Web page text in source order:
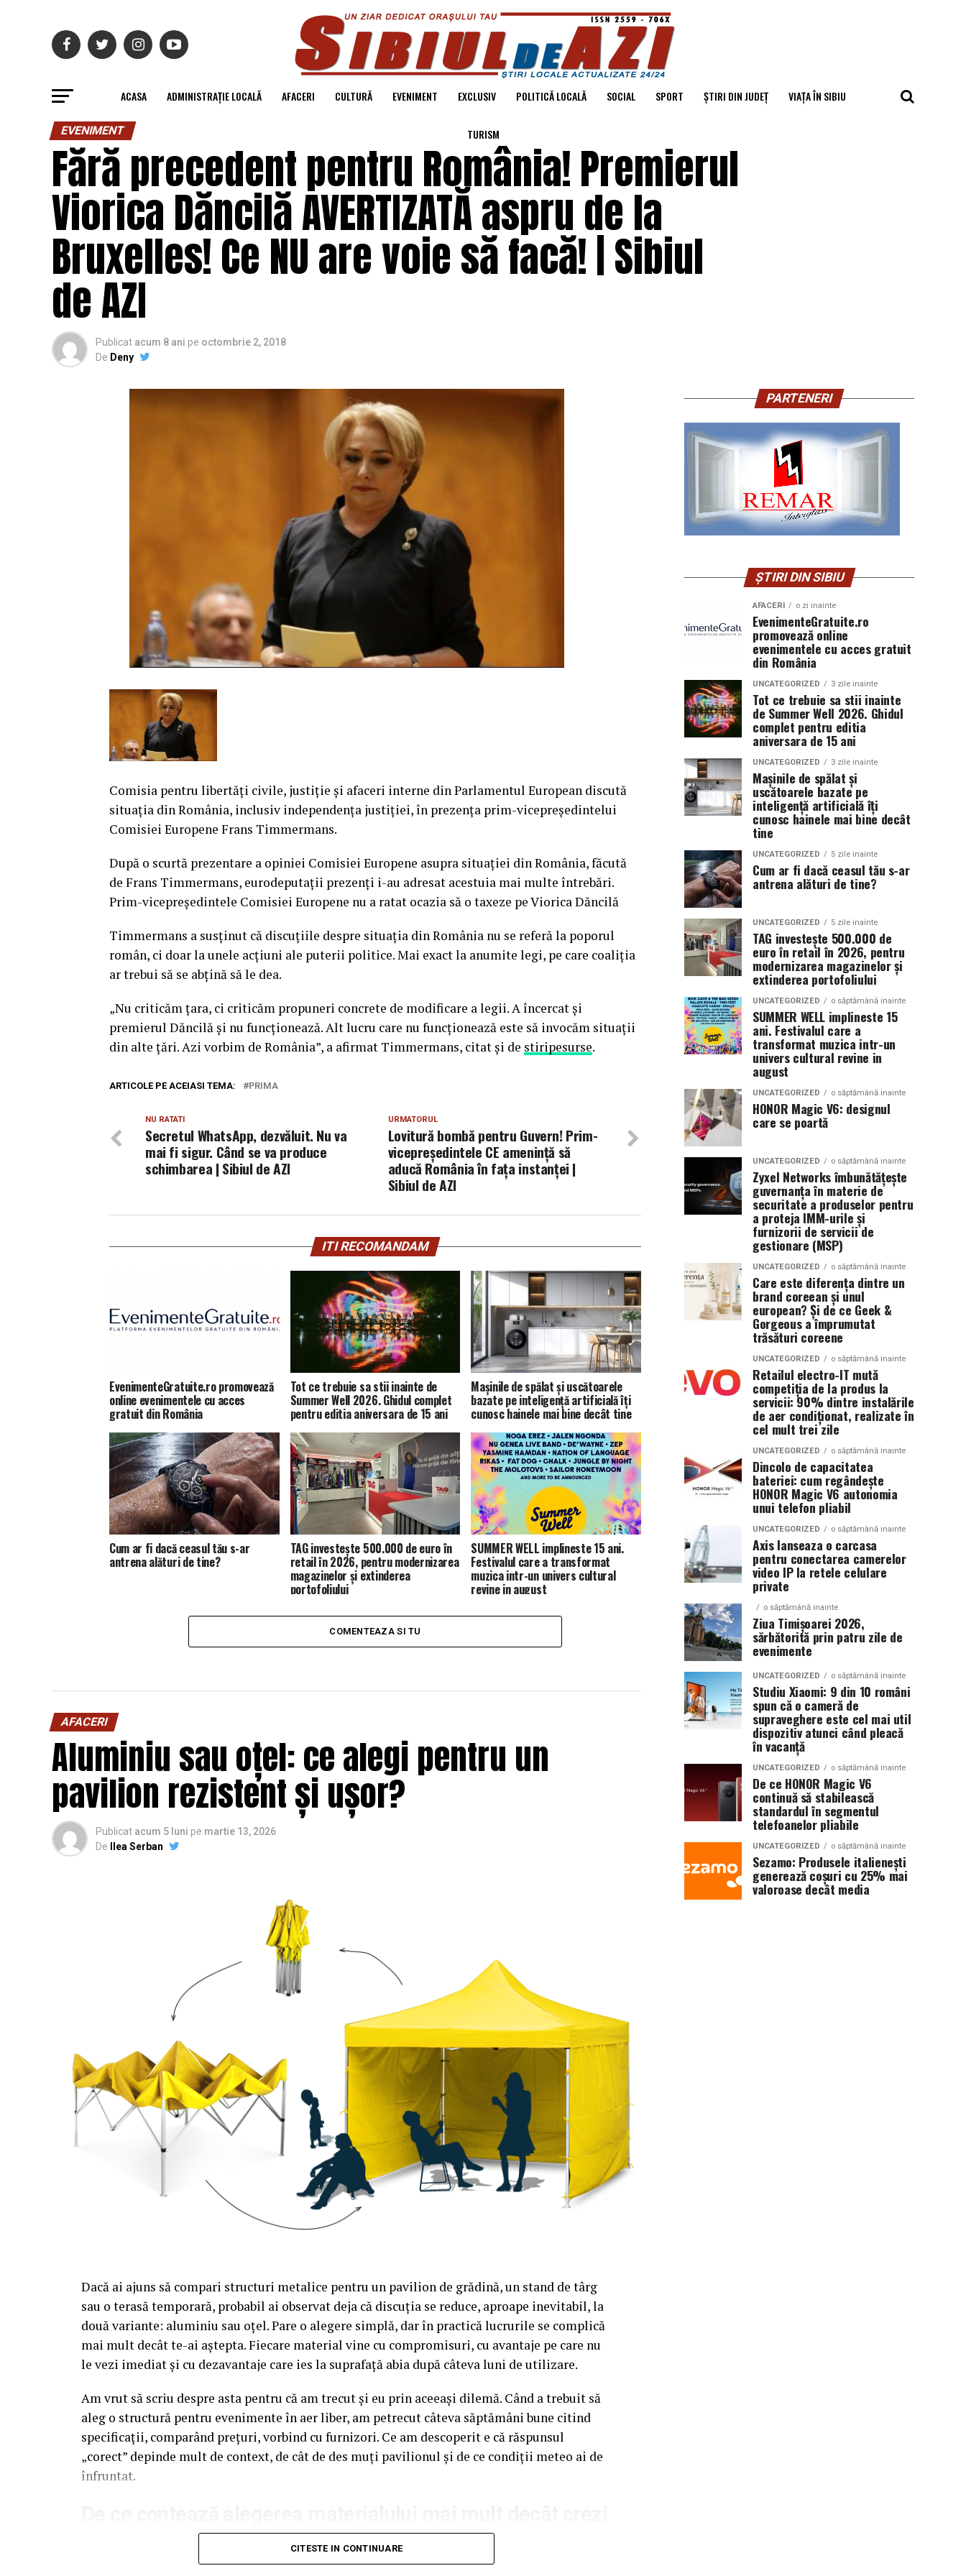
ACASA ADMINISTRAȚIE LOCALĂ AFACERI CULTURĂ EVENIMENT EXCLUSIV POLITICĂ LOCALĂ SOCIAL SPORT ȘTIRI DIN JUDEȚ VIAȚA ÎN SIBIU
TURISM
EVENIMENT
Fără precedent pentru România! Premierul
Viorica Dăncilă AVERTIZATĂ aspru de la
Bruxelles! Ce NU are voie să facă! | Sibiul
de AZI
Publicat acum 8 ani pe octombrie 2, 2018
De Deny
Comisia pentru libertăţi civile, justiţie şi afaceri interne din Parlamentul European discută
situaţia din România, inclusiv independenţa justiţiei, în prezenţa prim-vicepreşedintelui
Comisiei Europene Frans Timmermans.
După o scurtă prezentare a opiniei Comisiei Europene asupra situaţiei din România, făcută
de Frans Timmermans, eurodeputaţii prezenţi i-au adresat acestuia mai multe întrebări.
Prim-vicepreşedintele Comisiei Europene nu a ratat ocazia să o taxeze pe Viorica Dăncilă
Timmermans a susţinut că discuţiile despre situaţia din România nu se referă la poporul
român, ci doar la unele acţiuni ale puterii politice. Mai exact la anumite legi, pe care coaliţia
ar trebui să se abţină să le dea.
„Nu criticăm ţara, ci criticăm propuneri concrete de modificare a legii. A încercat şi
premierul Dăncilă şi nu funcţionează. Alt lucru care nu funcţionează este să invocăm situaţii
din alte ţări. Azi vorbim de România”, a afirmat Timmermans, citat şi de stiripesurse.
ARTICOLE PE ACEIASI TEMA: PRIMA
URMATORUL
Lovitură bombă pentru Guvern! Prim-
vicepreşedintele CE ameninţă să
aducă România în faţa instanţei |
Sibiul de AZI
NU RATATI
Secretul WhatsApp, dezvăluit. Nu va
mai fi sigur. Când se va produce
schimbarea | Sibiul de AZI
ITI RECOMANDAM
EvenimenteGratuite.ro promovează
online evenimentele cu acces
gratuit din România
Tot ce trebuie sa stii inainte de
Summer Well 2026. Ghidul complet
pentru editia aniversara de 15 ani
Mașinile de spălat și uscătoarele
bazate pe inteligență artificială îți
cunosc hainele mai bine decât tine
Cum ar fi dacă ceasul tău s-ar
antrena alături de tine?
TAG investește 500.000 de euro în
retail în 2026, pentru modernizarea
magazinelor și extinderea
portofoliului
SUMMER WELL implineste 15 ani.
Festivalul care a transformat
muzica intr-un univers cultural
revine in august
COMENTEAZA SI TU
AFACERI
Aluminiu sau oțel: ce alegi pentru un
pavilion rezistent și ușor?
Publicat acum 5 luni pe martie 13, 2026
De
Ilea Serban
Dacă ai ajuns să compari structuri metalice pentru un pavilion de grădină, un stand de târg
sau o terasă temporară, probabil ai observat deja că discuția se reduce, aproape inevitabil, la
două variante: aluminiu sau oțel. Pare o alegere simplă, dar în practică lucrurile se complică
mai mult decât te-ai aștepta. Fiecare material vine cu compromisuri, cu avantaje pe care nu
le vezi imediat și cu dezavantaje care ies la suprafață abia după câteva luni de utilizare.
Am vrut să scriu despre asta pentru că am trecut și eu prin aceeași dilemă. Când a trebuit să
aleg o structură pentru evenimente în aer liber, am petrecut câteva săptămâni bune citind
specificații, comparând prețuri, vorbind cu furnizori. Ce am descoperit e că răspunsul
„corect” depinde mult de context, de cât de des muți pavilionul și de ce condiții meteo ai de
înfruntat.
Multe persoane tratează cadrul metalic al unui pavilion ca pe un detaliu secundar. Atenția
merge, de obicei, spre dimensiuni, spre aspectul acoperișului sau spre preț. Materialul din
CITESTE IN CONTINUARE
PARTENERI
ȘTIRI DIN SIBIU
AFACERI o zi inainte
EvenimenteGratuite.ro
promovează online
evenimentele cu acces gratuit
din România
UNCATEGORIZED 3 zile inainte
Tot ce trebuie sa stii inainte
de Summer Well 2026. Ghidul
complet pentru editia
aniversara de 15 ani
UNCATEGORIZED 3 zile inainte
Mașinile de spălat și
uscătoarele bazate pe
inteligență artificială îți
cunosc hainele mai bine decât
tine
UNCATEGORIZED 5 zile inainte
Cum ar fi dacă ceasul tău s-ar
antrena alături de tine?
UNCATEGORIZED 5 zile inainte
TAG investește 500.000 de
euro în retail în 2026, pentru
modernizarea magazinelor și
extinderea portofoliului
UNCATEGORIZED o săptămână inainte
SUMMER WELL implineste 15
ani. Festivalul care a
transformat muzica intr-un
univers cultural revine in
august
UNCATEGORIZED o săptămână inainte
HONOR Magic V6: designul
care se poartă
UNCATEGORIZED o săptămână inainte
Zyxel Networks îmbunătățește
guvernanța în materie de
securitate a produselor pentru
a proteja IMM-urile și
furnizorii de servicii de
gestionare (MSP)
UNCATEGORIZED o săptămână inainte
Care este diferența dintre un
brand coreean și unul
european? Și de ce Geek &
Gorgeous a împrumutat
trăsături coreene
UNCATEGORIZED o săptămână inainte
Retailul electro-IT mută
competiția de la produs la
servicii: 90% dintre instalările
de aer condiționat, realizate în
cel mult trei zile
UNCATEGORIZED o săptămână inainte
Dincolo de capacitatea
bateriei: cum regândește
HONOR Magic V6 autonomia
unui telefon pliabil
UNCATEGORIZED o săptămână inainte
Axis lanseaza o carcasa
pentru conectarea camerelor
video IP la retele celulare
private
o săptămână inainte
Ziua Timișoarei 2026,
sărbătorită prin patru zile de
evenimente
UNCATEGORIZED o săptămână inainte
Studiu Xiaomi: 9 din 10 români
spun că o cameră de
supraveghere este cel mai util
dispozitiv atunci când pleacă
în vacanță
UNCATEGORIZED o săptămână inainte
De ce HONOR Magic V6
continuă să stabilească
standardul în segmentul
telefoanelor pliabile
UNCATEGORIZED o săptămână inainte
Sezamo: Produsele italienești
generează coșuri cu 25% mai
valoroase decât media